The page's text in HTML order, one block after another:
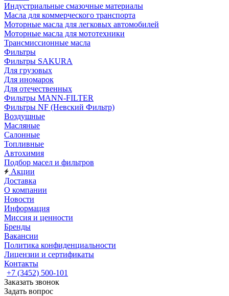
Индустриальные смазочные материалы
Масла для коммерческого транспорта
Моторные масла для легковых автомобилей
Моторные масла для мототехники
Трансмиссионные масла
Фильтры
Фильтры SAKURA
Для грузовых
Для иномарок
Для отечественных
Фильтры MANN-FILTER
Фильтры NF (Невский Фильтр)
Воздушные
Масляные
Салонные
Топливные
Автохимия
Подбор масел и фильтров
Акции
Доставка
О компании
Новости
Информация
Миссия и ценности
Бренды
Вакансии
Политика конфиденциальности
Лицензии и сертификаты
Контакты
+7 (3452) 500-101
Заказать звонок
Задать вопрос